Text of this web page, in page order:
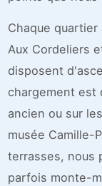
Chaque
Aux Cordeliers
disposent
chargement est
ancien ou sur
musée Camille-
terrasses, nous
parfois monte-